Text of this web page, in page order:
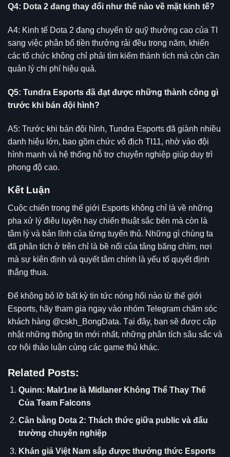
Q4: Dota 2 đang thay đổi như thế nào về mặt kinh tế?
A4: Kinh tế Dota 2 đang chuyển từ quỹ thưởng cao của TI
sang việc phân bổ tiền thưởng rải đều trong năm, khiến
các tổ chức không chỉ phải tìm kiếm thành tích mà còn cần
quản lý chi phí hiệu quả.
Q5: Tundra Esports đã đạt được những thành công gì
trước khi bán đội hình?
A5: Trước khi bán đội hình, Tundra Esports đã giành nhiều
danh hiệu lớn, bao gồm chức vô địch TI11, nhờ vào đội
hình mạnh và hệ thống hỗ trợ chuyên nghiệp giúp duy trì
phong độ cao.
Kết Luận
Cuộc chiến trong thế giới Esports không chỉ là về những
pha xử lý điêu luyện hay chiến thuật sắc bén mà còn là
tâm lý và bản lĩnh của từng tuyển thủ. Những gì chúng ta
đã phân tích ở trên chỉ là bề nổi của tảng băng chìm, nơi
mà sự kiên định và quyết tâm chính là yếu tố quyết định
thắng thua.
Để không bỏ lỡ bất kỳ tin tức nóng hổi nào từ thế giới
Esports, hãy tham gia ngay vào nhóm Telegram chăm sóc
khách hàng @cskh_BongData. Tại đây, bạn sẽ được cập
nhật những thông tin mới nhất, những phân tích sâu sắc và
cơ hội thảo luận cùng các game thủ khác.
Related Posts:
Quinn: Malr1ne là Midlaner Không Thể Thay Thế
Của Team Falcons
Cân bằng Dota 2: Thách thức giữa public và đấu
trường chuyên nghiệp
Khán giả Việt Nam sắp được thưởng thức Esports